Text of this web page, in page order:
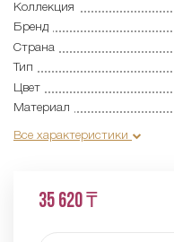
Коллекция
Бренд
Страна
Тип
Цвет
Материал
Все характеристики
35 620 ₸